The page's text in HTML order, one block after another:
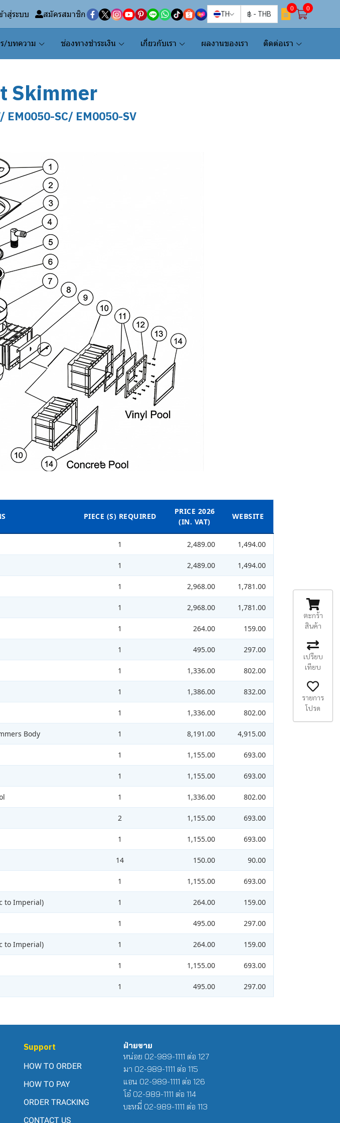
าสู่ระบบ สมัครสมาชิก TH ฿ - THB
0 0
/บทความ ช่องทางชำระเงิน เกี่ยวกับเรา ผลงานของเรา ติดต่อเรา
Skimmer
EM0050-SC/ EM0050-SV
PIECE (S) REQUIRED
PRICE 2026
(IN. VAT)
WEBSITE
1 2,489.00 1,494.00
1 2,489.00 1,494.00
1 2,968.00 1,781.00
1 2,968.00 1,781.00
1 264.00 159.00
1 495.00 297.00
1 1,336.00 802.00
1 1,386.00 832.00
1 1,336.00 802.00
Body 1 8,191.00 4,915.00
1 1,155.00 693.00
1 1,155.00 693.00
1 1,336.00 802.00
2 1,155.00 693.00
1 1,155.00 693.00
14 150.00 90.00
1 1,155.00 693.00
to Imperial) 1 264.00 159.00
1 495.00 297.00
to Imperial) 1 264.00 159.00
1 1,155.00 693.00
1 495.00 297.00
Support
HOW TO ORDER
HOW TO PAY
ORDER TRACKING
CONTACT US
ฝ่ายขาย
หน่อย 02-989-1111 ต่อ 127
มา 02-989-1111 ต่อ 115
แอน 02-989-1111 ต่อ 126
โอ๋ 02-989-1111 ต่อ 114
บะหมี่ 02-989-1111 ต่อ 113
ตะกร้า
สินค้า
เปรียบ
เทียบ
รายการ
โปรด